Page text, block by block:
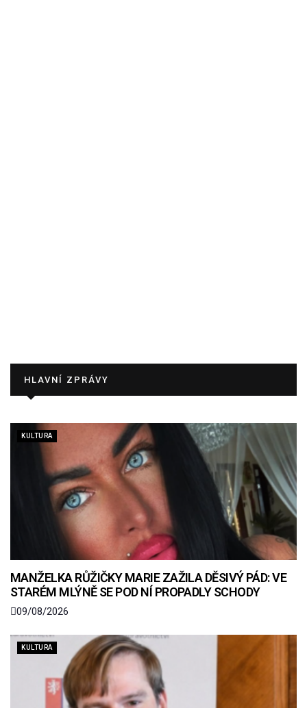
HLAVNÍ ZPRÁVY
KULTURA
MANŽELKA RŮŽIČKY MARIE ZAŽILA DĚSIVÝ PÁD: VE
STARÉM MLÝNĚ SE POD NÍ PROPADLY SCHODY
09/08/2026
KULTURA